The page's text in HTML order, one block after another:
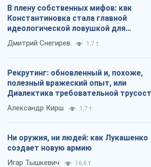
В плену собственных мифов: как
Константиновка стала главной
идеологической ловушкой для
российских оккупантов
Дмитрий Снегирев 1,7 т.
Рекрутинг: обновленный и, похоже,
полезный вражеский опыт, или
Диалектика требовательной
Александр Кирш 1,7 т.
Ни оружия, ни людей: как Лукашенко
создает новую армию
Игар Тышкевич 16,6 т.